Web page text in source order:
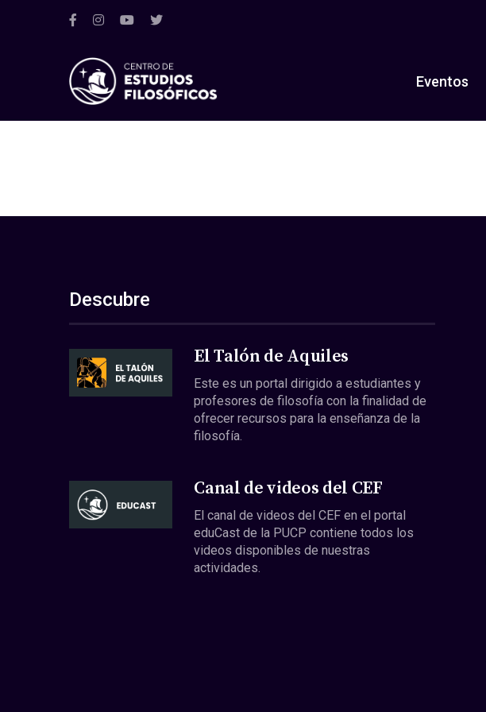
Eventos
Descubre
El Talón de Aquiles
Este es un portal dirigido a estudiantes y
profesores de filosofía con la finalidad de
ofrecer recursos para la enseñanza de la
filosofía.
Canal de videos del CEF
El canal de videos del CEF en el portal
eduCast de la PUCP contiene todos los
videos disponibles de nuestras
actividades.